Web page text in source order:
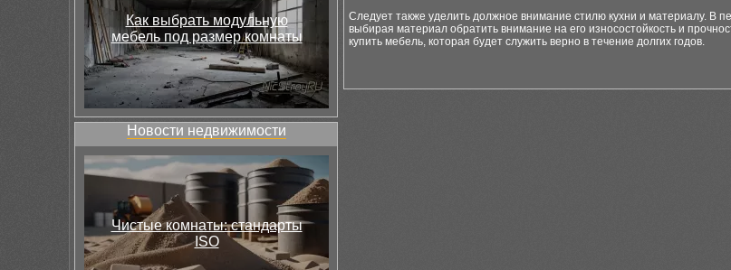
Как выбрать модульную
мебель под размер комнаты
Новости недвижимости
Чистые комнаты: стандарты
ISO
Следует также уделить должное внимание стилю кухни и материалу. В
выбирая материал обратить внимание на его износостойкость и
купить мебель, которая будет служить верно в течение долгих годов.